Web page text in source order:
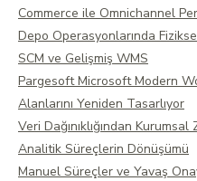
Commerce ile Omnichannel
Depo Operasyonlarında
SCM ve Gelişmiş WMS
Pargesoft Microsoft Modern
Alanlarını Yeniden Tasarlıyor
Veri Dağınıklığından
Analitik Süreçlerin Dönüşümü
Manuel Süreçler ve Yavaş